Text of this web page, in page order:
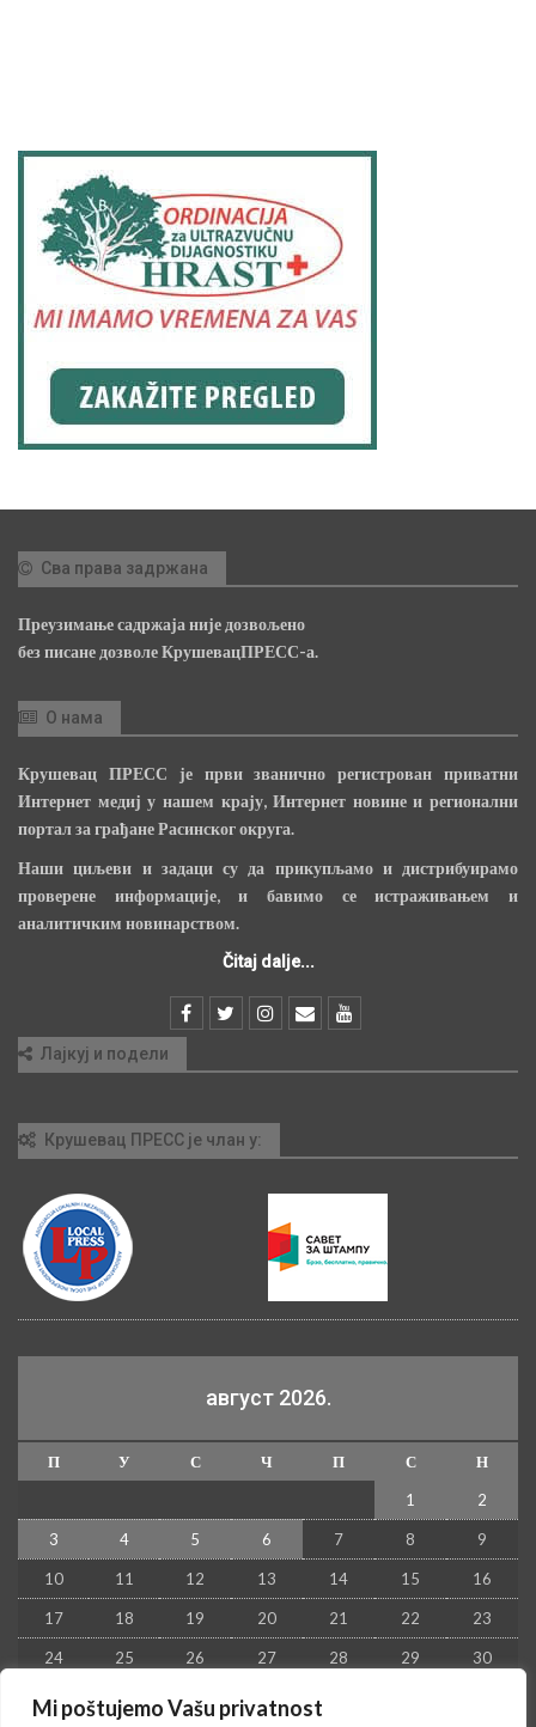
Mi poštujemo Vašu privatnost
Сва права задржана
Преузимање садржаја није дозвољено
без писане дозволе КрушевацПРЕСС-а.
О нама
Крушевац ПРЕСС је први званично регистрован приватни
Интернет медиј у нашем крају, Интернет новине и регионални
портал за грађане Расинског округа.
Наши циљеви и задаци су да прикупљамо и дистрибуирамо
проверене информације, и бавимо се истраживањем и
аналитичким новинарством.
Čitaj dalje...
Лајкуј и подели
Крушевац ПРЕСС је члан у:
август 2026.
П У С Ч П С
Н
1
2
3 4 5 6 7 8 9
10 11 12 13 14 15 16
17 18 19 20 21 22 23
24 25 26 27 28 29 30
31